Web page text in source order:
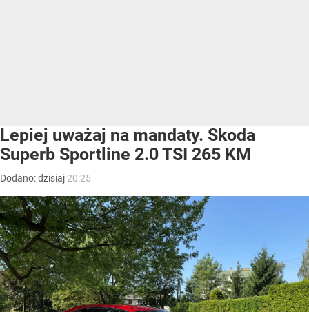
Lepiej uważaj na mandaty. Skoda
Superb Sportline 2.0 TSI 265 KM
Dodano:dzisiaj 20:25